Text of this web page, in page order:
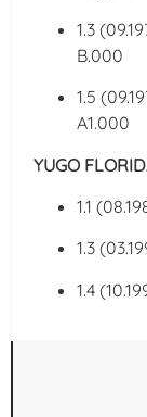
1.3
B.000
1.5
A1.000
YUGO
1.1
1.3
1.4